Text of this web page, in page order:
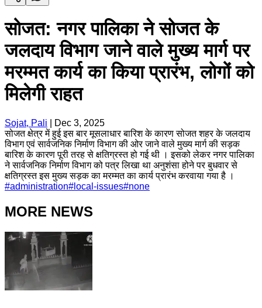
सोजत: नगर पालिका ने सोजत के
जलदाय विभाग जाने वाले मुख्य मार्ग पर
मरम्मत कार्य का किया प्रारंभ, लोगों को
मिलेगी राहत
Sojat, Pali
Dec 3, 2025
सोजत क्षेत्र में हुई इस बार मूसलाधार बारिश के कारण सोजत शहर के जलदाय
विभाग एवं सार्वजनिक निर्माण विभाग की ओर जाने वाले मुख्य मार्ग की सड़क
बारिश के कारण पूरी तरह से क्षतिग्रस्त हो गई थी । इसको लेकर नगर पालिका
ने सार्वजनिक निर्माण विभाग को पत्र लिखा था अनुशंसा होने पर बुधवार से
क्षतिग्रस्त इस मुख्य सड़क का मरम्मत का कार्य प्रारंभ करवाया गया है ।
#administration# local-issues#none
MORE NEWS